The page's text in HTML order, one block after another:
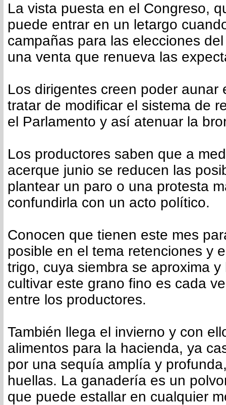
La vista puesta en el Congreso,
puede entrar en un letargo
campañas para las elecciones
una venta que renueva las
Los dirigentes creen poder aunar
tratar de modificar el sistema de
el Parlamento y así atenuar la
Los productores saben que a
acerque junio se reducen las
plantear un paro o una protesta
confundirla con un acto político.
Conocen que tienen este mes
posible en el tema retenciones y
trigo, cuya siembra se aproxima
cultivar este grano fino es cada
entre los productores.
También llega el invierno y con
alimentos para la hacienda, ya
por una sequía amplía y
huellas. La ganadería es un
que puede estallar en cualquier